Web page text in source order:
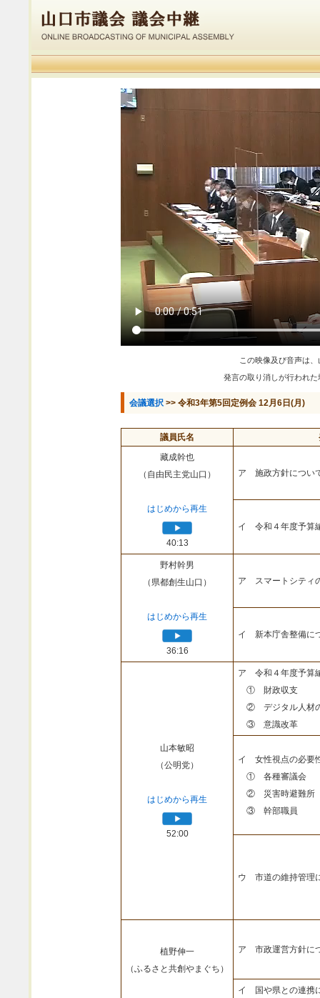
この映像及び音声は
発言の取り消しが行われ
会議選択 >> 令和3年第5回定例会 12月6日(月)
議員氏名
藏成幹也
（自由民主党山口）
はじめから再生
40:13
ア 施政方針につい
イ 令和４年度予算
野村幹男
（県都創生山口）
はじめから再生
36:16
ア スマートシティ
イ 新本庁舎整備に
山本敏昭
（公明党）
はじめから再生
52:00
ア 令和４年度予算
① 財政収支
② デジタル人材
③ 意識改革
イ 女性視点の必要
① 各種審議会
② 災害時避難所
③ 幹部職員
ウ 市道の維持管理
植野伸一
（ふるさと共創やまぐち）
ア 市政運営方針に
イ 国や県との連携